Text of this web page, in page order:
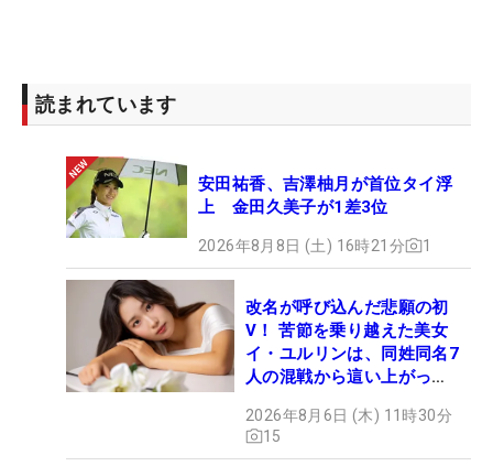
読まれています
安田祐香、吉澤柚月が首位タイ浮
上 金田久美子が1差3位
2026年8月8日 (土) 16時21分 1
改名が呼び込んだ悲願の初
V！ 苦節を乗り越えた美女
イ・ユルリンは、同姓同名7
人の混戦から這い上がっ
2026年8月6日 (木) 11時30分
15